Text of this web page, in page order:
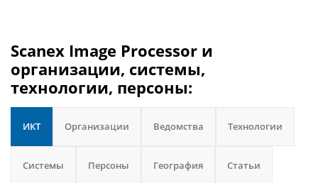
Scanex Image Processor и
организации, системы,
технологии, персоны:
ИКТ Организации Ведомства Технологии
Системы Персоны География Статьи